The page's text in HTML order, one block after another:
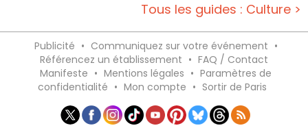
Tous les guides : Culture >
Publicité • Communiquez sur votre événement •
Référencez un établissement • FAQ / Contact
Manifeste • Mentions légales • Paramètres de
confidentialité • Mon compte • Sortir de Paris